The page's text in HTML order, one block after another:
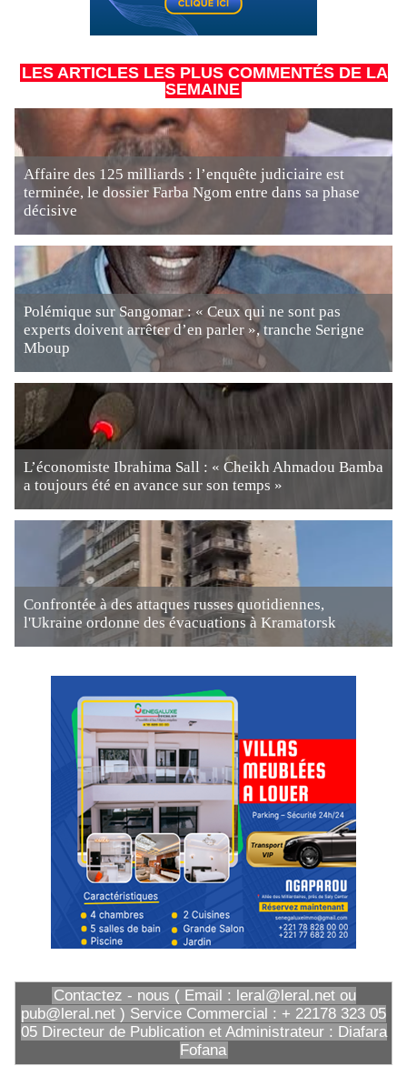
LES ARTICLES LES PLUS COMMENTÉS DE LA
SEMAINE
Affaire des 125 milliards : l’enquête judiciaire est
terminée, le dossier Farba Ngom entre dans sa phase
décisive
Polémique sur Sangomar : « Ceux qui ne sont pas
experts doivent arrêter d’en parler », tranche Serigne
Mboup
L’économiste Ibrahima Sall : « Cheikh Ahmadou Bamba
a toujours été en avance sur son temps »
Confrontée à des attaques russes quotidiennes,
l'Ukraine ordonne des évacuations à Kramatorsk
Contactez - nous ( Email : leral@leral.net ou
pub@leral.net ) Service Commercial : + 22178 323 05
05 Directeur de Publication et Administrateur : Diafara
Fofana